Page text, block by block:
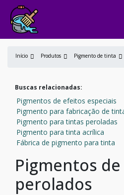
Início Produtos Pigmento de tinta
Buscas relacionadas:
Pigmentos de efeitos especiais
Pigmento para fabricação de
Pigmento para tintas peroladas
Pigmento para tinta acrílica
Fábrica de pigmento para tinta
Pigmentos
perolados